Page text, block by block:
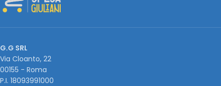
G.G SRL
Via Cloanto, 22
00155 - Roma
P.I. ‭18093991000